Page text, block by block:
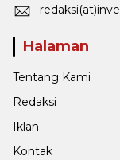
Halaman
Tentang Kami
Redaksi
Iklan
Kontak